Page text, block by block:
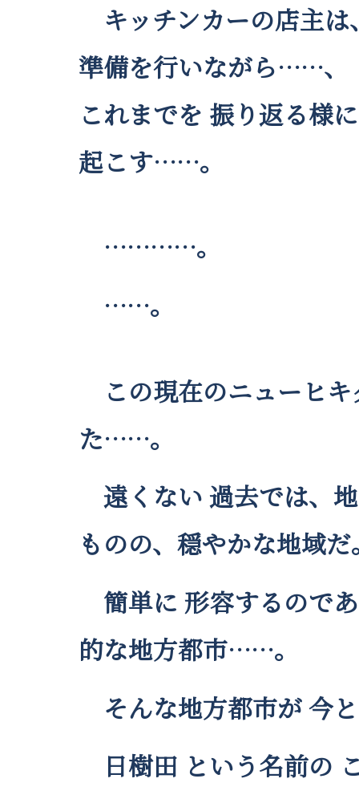
キッチンカーの店主は
準備を行いながら……、
これまでを 振り返る様
起こす……。
…………。
……。
この現在のニューヒ
た……。
遠くない 過去では、
ものの、穏やかな地域だ
簡単に 形容するので
的な地方都市……。
そんな地方都市が 今
日樹田 という名前の